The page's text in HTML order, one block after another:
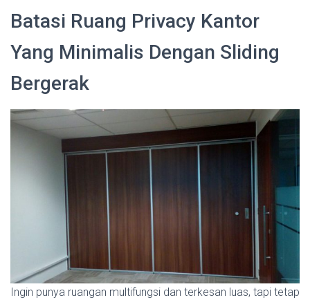
Batasi Ruang Privacy Kantor
Yang Minimalis Dengan Sliding
Bergerak
Ingin punya ruangan multifungsi dan terkesan luas, tapi tetap